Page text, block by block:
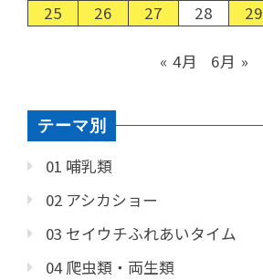
25
26 27 28 29
« 4月 6月 »
テーマ別
01 哺乳類
02 アシカショー
03 セイウチふれあいタイム
04 爬虫類・両生類